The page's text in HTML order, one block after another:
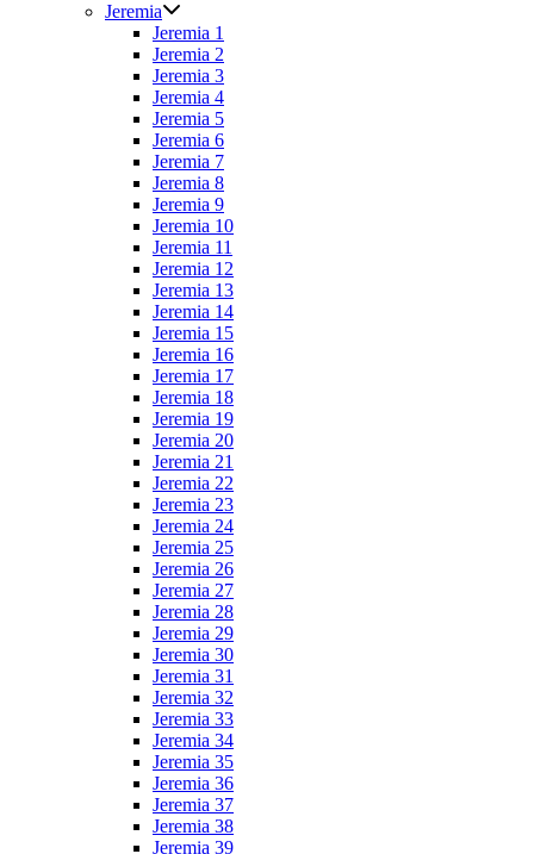
Jeremia
Jeremia 1
Jeremia 2
Jeremia 3
Jeremia 4
Jeremia 5
Jeremia 6
Jeremia 7
Jeremia 8
Jeremia 9
Jeremia 10
Jeremia 11
Jeremia 12
Jeremia 13
Jeremia 14
Jeremia 15
Jeremia 16
Jeremia 17
Jeremia 18
Jeremia 19
Jeremia 20
Jeremia 21
Jeremia 22
Jeremia 23
Jeremia 24
Jeremia 25
Jeremia 26
Jeremia 27
Jeremia 28
Jeremia 29
Jeremia 30
Jeremia 31
Jeremia 32
Jeremia 33
Jeremia 34
Jeremia 35
Jeremia 36
Jeremia 37
Jeremia 38
Jeremia 39